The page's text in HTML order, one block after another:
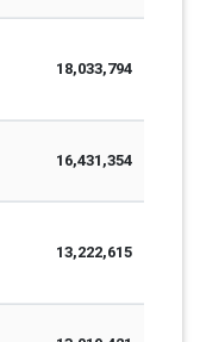
18,033,794
16,431,354
13,222,615